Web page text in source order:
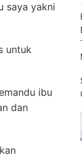
saya yakni
untuk
ibu
dan